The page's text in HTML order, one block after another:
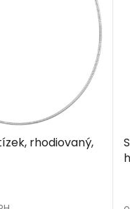
rhodiovaný,